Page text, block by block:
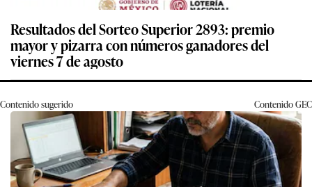
Resultados del Sorteo Superior 2893: premio
mayor y pizarra con números ganadores del
viernes 7 de agosto
Contenido sugerido ContenidoGEC